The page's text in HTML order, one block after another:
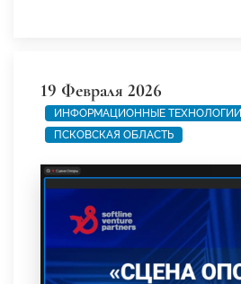
19 Февраля 2026
ИНФОРМАЦИОННЫЕ ТЕХНОЛОГИИ
ПСКОВСКАЯ ОБЛАСТЬ